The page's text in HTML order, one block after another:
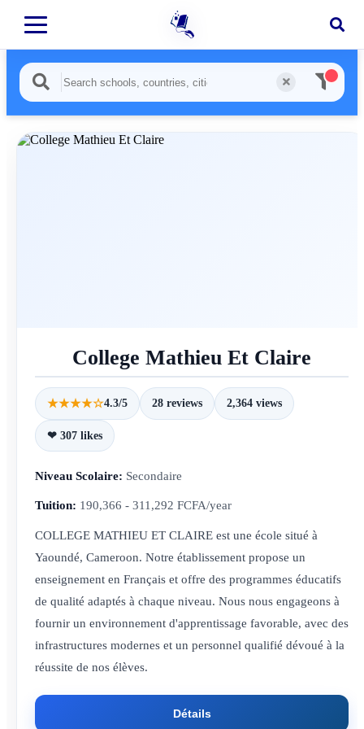
College Mathieu Et Claire
★★★★☆4.3/5 28 reviews 2,364 views
❤ 307 likes
Niveau Scolaire: Secondaire
Tuition: 190,366 - 311,292 FCFA/year
COLLEGE MATHIEU ET CLAIRE est une école situé à
Yaoundé, Cameroon. Notre établissement propose un
enseignement en Français et offre des programmes éducatifs
de qualité adaptés à chaque niveau. Nous nous engageons à
fournir un environnement d'apprentissage favorable, avec des
infrastructures modernes et un personnel qualifié dévoué à la
réussite de nos élèves.
Détails